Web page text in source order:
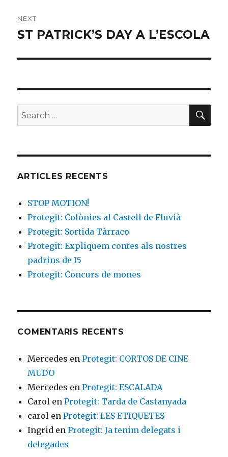
NEXT
Next
ST PATRICK’S DAY A L’ESCOLA
Search
for:
ARTICLES RECENTS
STOP MOTION!
Protegit: Colònies al Castell de Fluvià
Protegit: Sortida Tàrraco
Protegit: Expliquem contes als nostres
padrins de I5
Protegit: Concurs de mones
COMENTARIS RECENTS
Mercedes enProtegit: CORTOS DE CINE
MUDO
Mercedes enProtegit: ESCALADA
Carol enProtegit: Tarda de Castanyada
carol enProtegit: LES ETIQUETES
Ingrid enProtegit: Ja tenim delegats i
delegades